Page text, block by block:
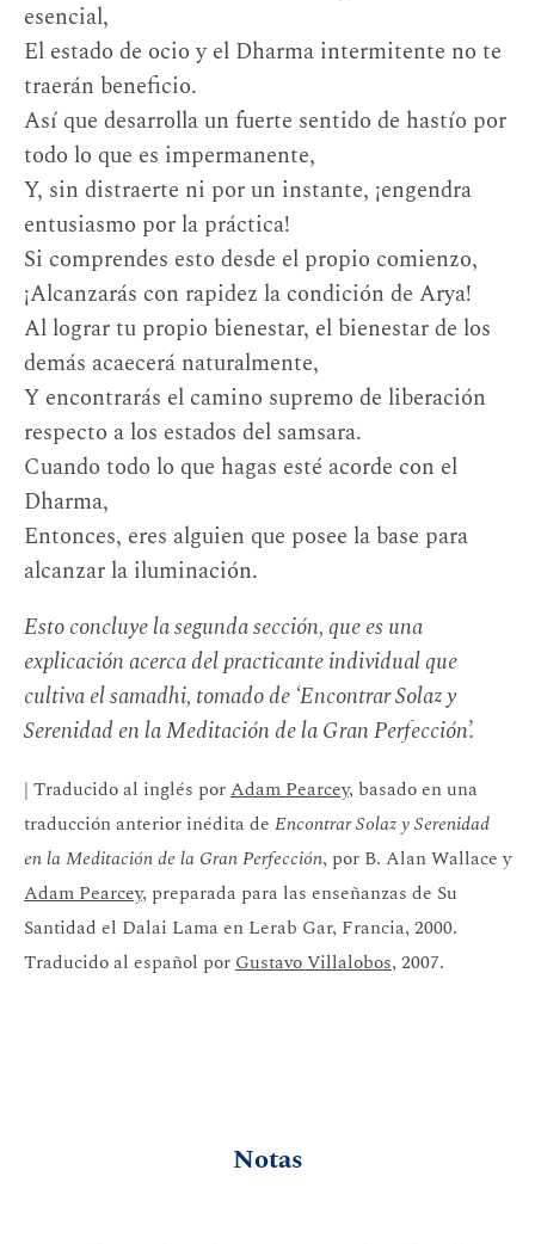
esencial,
El estado de ocio y el Dharma intermitente no te
traerán beneficio.
Así que desarrolla un fuerte sentido de hastío por
todo lo que es impermanente,
Y, sin distraerte ni por un instante, ¡engendra
entusiasmo por la práctica!
Si comprendes esto desde el propio comienzo,
¡Alcanzarás con rapidez la condición de Arya!
Al lograr tu propio bienestar, el bienestar de los
demás acaecerá naturalmente,
Y encontrarás el camino supremo de liberación
respecto a los estados del samsara.
Cuando todo lo que hagas esté acorde con el
Dharma,
Entonces, eres alguien que posee la base para
alcanzar la iluminación.
Esto concluye la segunda sección, que es una
explicación acerca del practicante individual que
cultiva el samadhi, tomado de ‘Encontrar Solaz y
Serenidad en la Meditación de la Gran Perfección’.
| Traducido al inglés porAdam Pearcey, basado en una
traducción anterior inédita de Encontrar Solaz y Serenidad
en la Meditación de la Gran Perfección, por B. Alan Wallace y
Adam Pearcey, preparada para las enseñanzas de Su
Santidad el Dalai Lama en Lerab Gar, Francia, 2000.
Traducido al español porGustavo Villalobos, 2007.
Notas